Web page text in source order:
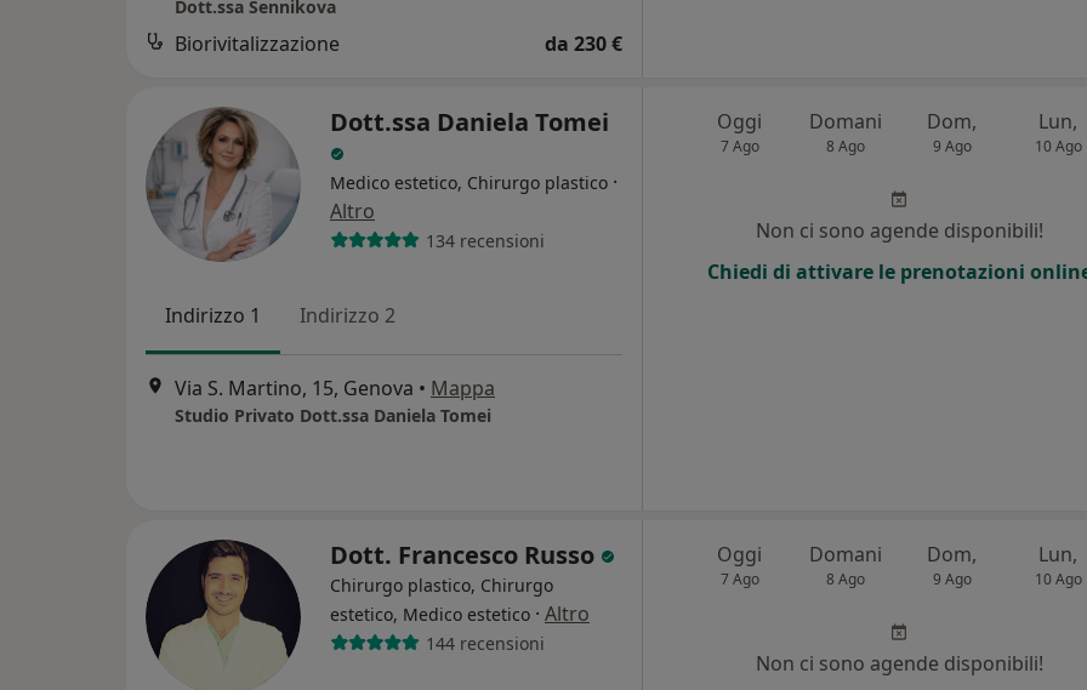
Dott.ssa Sennikova
Biorivitalizzazione da 230 €
Dott.ssa Daniela Tomei
Medico estetico, Chirurgo plastico ·
Altro
134 recensioni
Indirizzo 1 Indirizzo 2
Via S. Martino, 15, Genova • Mappa
Studio Privato Dott.ssa Daniela Tomei
Oggi
7 Ago
Domani
8 Ago
Dom,
9 Ago
Lun,
10 Ago
Non ci sono agende disponibili!
Chiedi di attivare le prenotazioni
Dott. Francesco Russo
Chirurgo plastico, Chirurgo
estetico, Medico estetico · Altro
144 recensioni
Oggi
7 Ago
Domani
8 Ago
Dom,
9 Ago
Lun,
10 Ago
Non ci sono agende disponibili!